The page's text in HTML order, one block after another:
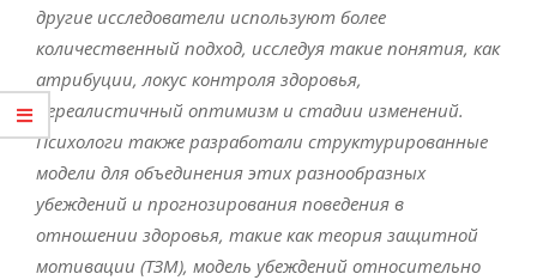
другие исследователи используют более
количественный подход, исследуя такие понятия, как
атрибуции, локус контроля здоровья,
нереалистичный оптимизм и стадии изменений.
Психологи также разработали структурированные
модели для объединения этих разнообразных
убеждений и прогнозирования поведения в
отношении здоровья, такие как теория защитной
мотивации (ТЗМ), модель убеждений относительно